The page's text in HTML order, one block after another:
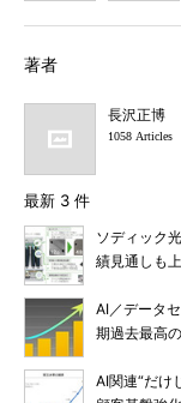
著者
長沢正博
1058 Articles
最新 3 件
ソディック
績見通しも
AI／データ
期過去最高
AI関連“だけ